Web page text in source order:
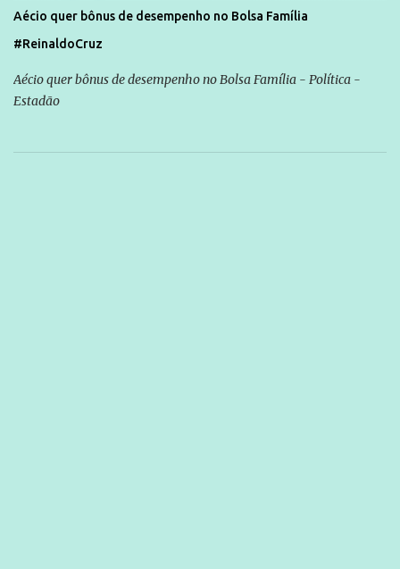
Aécio quer bônus de desempenho no Bolsa Família
#ReinaldoCruz
Aécio quer bônus de desempenho no Bolsa Família - Política -
Estadão